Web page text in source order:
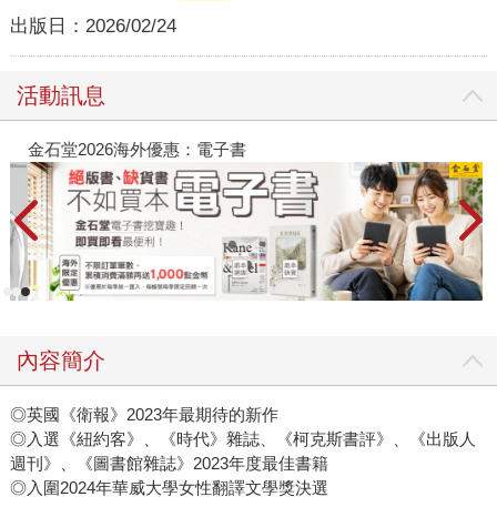
出版日： 2026/02/24
活動訊息
金石堂2026海外優惠：電子書
內容簡介
◎英國《衛報》2023年最期待的新作
◎入選《紐約客》、《時代》雜誌、《柯克斯書評》、《出版人
週刊》、《圖書館雜誌》2023年度最佳書籍
◎入圍2024年華威大學女性翻譯文學獎決選